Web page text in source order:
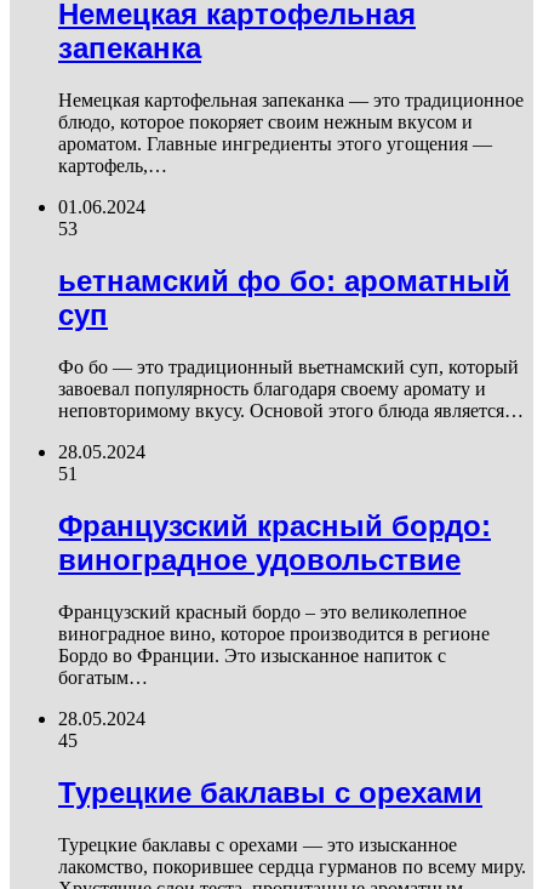
Немецкая картофельная
запеканка
Немецкая картофельная запеканка — это традиционное
блюдо, которое покоряет своим нежным вкусом и
ароматом. Главные ингредиенты этого угощения —
картофель,…
01.06.2024
53
ьетнамский фо бо: ароматный
суп
Фо бо — это традиционный вьетнамский суп, который
завоевал популярность благодаря своему аромату и
неповторимому вкусу. Основой этого блюда является…
28.05.2024
51
Французский красный бордо:
виноградное удовольствие
Французский красный бордо – это великолепное
виноградное вино, которое производится в регионе
Бордо во Франции. Это изысканное напиток с
богатым…
28.05.2024
45
Турецкие баклавы с орехами
Турецкие баклавы с орехами — это изысканное
лакомство, покорившее сердца гурманов по всему миру.